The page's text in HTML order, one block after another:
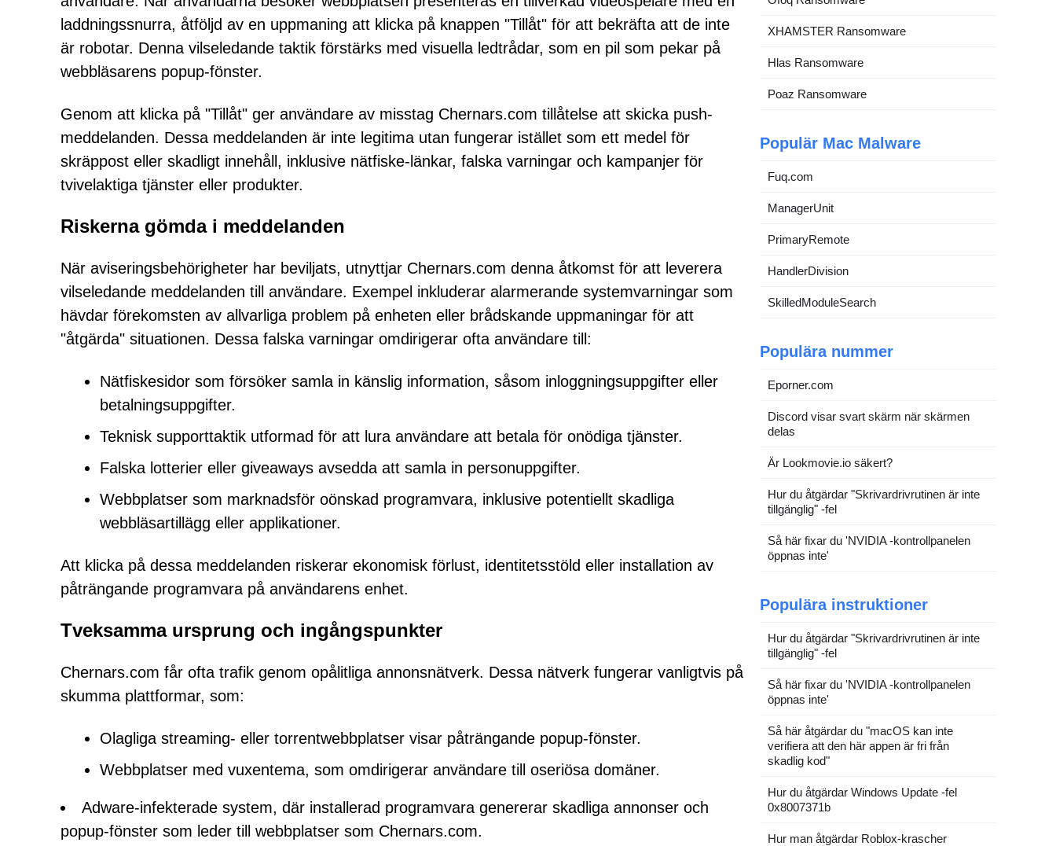
laddningssnurra, åtföljd av en uppmaning att klicka på knappen "Tillåt" för att bekräfta att de inte
är robotar. Denna vilseledande taktik förstärks med visuella ledtrådar, som en pil som pekar på
webbläsarens popup-fönster.
Genom att klicka på "Tillåt" ger användare av misstag Chernars.com tillåtelse att skicka push-
meddelanden. Dessa meddelanden är inte legitima utan fungerar istället som ett medel för
skräppost eller skadligt innehåll, inklusive nätfiske-länkar, falska varningar och kampanjer för
tvivelaktiga tjänster eller produkter.
Riskerna gömda i meddelanden
När aviseringsbehörigheter har beviljats, utnyttjar Chernars.com denna åtkomst för att leverera
vilseledande meddelanden till användare. Exempel inkluderar alarmerande systemvarningar som
hävdar förekomsten av allvarliga problem på enheten eller brådskande uppmaningar för att
"åtgärda" situationen. Dessa falska varningar omdirigerar ofta användare till:
Nätfiskesidor som försöker samla in känslig information, såsom inloggningsuppgifter eller
betalningsuppgifter.
Teknisk supporttaktik utformad för att lura användare att betala för onödiga tjänster.
Falska lotterier eller giveaways avsedda att samla in personuppgifter.
Webbplatser som marknadsför oönskad programvara, inklusive potentiellt skadliga
webbläsartillägg eller applikationer.
Att klicka på dessa meddelanden riskerar ekonomisk förlust, identitetsstöld eller installation av
påträngande programvara på användarens enhet.
Tveksamma ursprung och ingångspunkter
Chernars.com får ofta trafik genom opålitliga annonsnätverk. Dessa nätverk fungerar vanligtvis på
skumma plattformar, som:
Olagliga streaming- eller torrentwebbplatser visar påträngande popup-fönster.
Webbplatser med vuxentema, som omdirigerar användare till oseriösa domäner.
Adware-infekterade system, där installerad programvara genererar skadliga annonser och
popup-fönster som leder till webbplatser som Chernars.com.
XHAMSTER Ransomware
Hlas Ransomware
Poaz Ransomware
Populär Mac Malware
Fuq.com
ManagerUnit
PrimaryRemote
HandlerDivision
SkilledModuleSearch
Populära nummer
Eporner.com
Discord visar svart skärm när skärmen
delas
Är Lookmovie.io säkert?
Hur du åtgärdar "Skrivardrivrutinen är inte
tillgänglig" -fel
Så här fixar du 'NVIDIA -kontrollpanelen
öppnas inte'
Populära instruktioner
Hur du åtgärdar "Skrivardrivrutinen är inte
tillgänglig" -fel
Så här fixar du 'NVIDIA -kontrollpanelen
öppnas inte'
Så här åtgärdar du "macOS kan inte
verifiera att den här appen är fri från
skadlig kod"
Hur du åtgärdar Windows Update -fel
0x8007371b
Hur man åtgärdar Roblox-krascher